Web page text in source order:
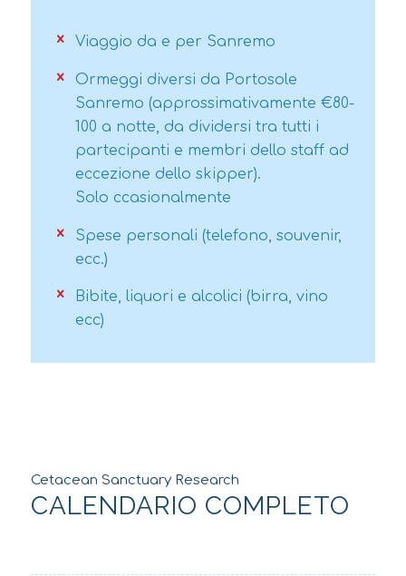
Viaggio da e per Sanremo
Ormeggi diversi da Portosole
Sanremo (approssimativamente €80-
100 a notte, da dividersi tra tutti i
partecipanti e membri dello staff ad
eccezione dello skipper).
Solo ccasionalmente
Spese personali (telefono, souvenir,
ecc.)
Bibite, liquori e alcolici (birra, vino
ecc)
Cetacean Sanctuary Research
CALENDARIO COMPLETO